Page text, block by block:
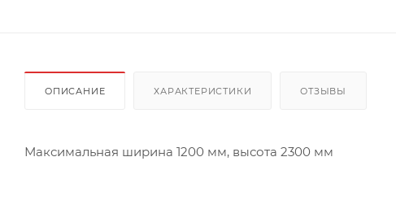
ОПИСАНИЕ ХАРАКТЕРИСТИКИ ОТЗЫВЫ
Максимальная ширина 1200 мм, высота 2300 мм